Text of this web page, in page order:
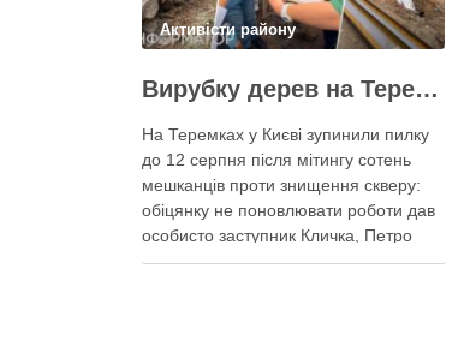
Активісти району
Вирубку дерев на Теремках призупинили після приїзду заступника Кличка – почався діалог
На Теремках у Києві зупинили пилку
до 12 серпня після мітингу сотень
мешканців проти знищення скверу:
обіцянку не поновлювати роботи дав
особисто заступник Кличка, Петро
Пантелеєв, що прибув налагодити